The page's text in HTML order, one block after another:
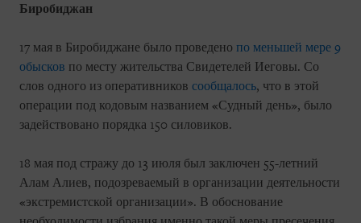
Биробиджан
17 мая в Биробиджане было проведено по меньшей мере 9
обысков по месту жительства Свидетелей Иеговы. Со
слов одного из оперативников сообщалось, что в этой
операции под кодовым названием «Судный день», было
задействовано порядка 150 силовиков.
18 мая под стражу до 13 июля был заключен 55-летний
Алам Алиев, подозреваемый в организации деятельности
«экстремистской организации». В обоснование